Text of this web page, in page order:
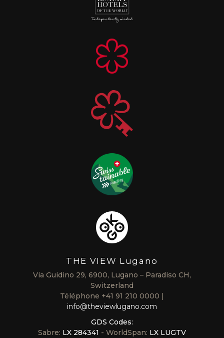
THE VIEW Lugano
Via Guidino 29, 6900, Lugano – Paradiso CH,
Switzerland
Téléphone +41 91 210 0000
info@theviewlugano.com
GDS Codes:
Sabre: LX 284341 - WorldSpan: LX LUGTV